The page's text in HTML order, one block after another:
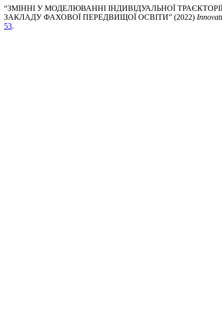
“ЗМІННІ У МОДЕЛЮВАННІ ІНДИВІДУАЛЬНОЇ
ЗАКЛАДУ ФАХОВОЇ ПЕРЕДВИЩОЇ ОСВІТИ” (2022)
53.